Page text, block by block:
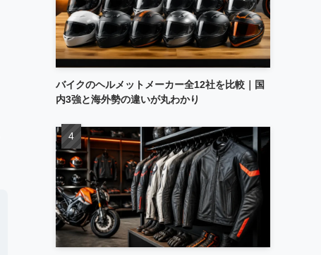
バイクのヘルメットメーカー全12社を比較｜国
内3強と海外勢の違いが丸わかり